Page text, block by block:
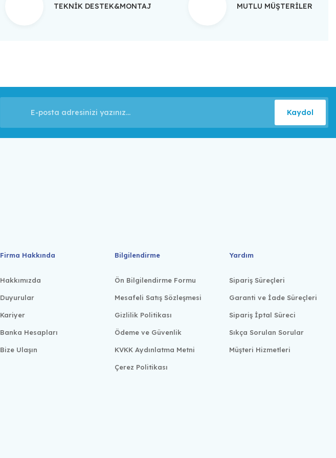
TEKNİK DESTEK&MONTAJ MUTLU MÜŞTERİLER
Kaydol
Firma Hakkında
Hakkımızda
Duyurular
Kariyer
Banka Hesapları
Bize Ulaşın
Bilgilendirme
Ön Bilgilendirme Formu
Mesafeli Satış Sözleşmesi
Gizlilik Politikası
Ödeme ve Güvenlik
KVKK Aydınlatma Metni
Çerez Politikası
Yardım
Sipariş Süreçleri
Garanti ve İade Süreçleri
Sipariş İptal Süreci
Sıkça Sorulan Sorular
Müşteri Hizmetleri